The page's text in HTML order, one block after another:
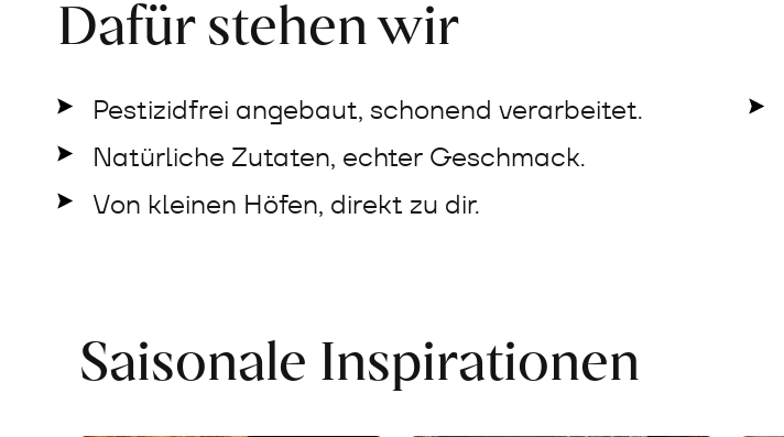
Dafür stehen wir
Pestizidfrei angebaut, schonend verarbeitet.
Natürliche Zutaten, echter Geschmack.
Von kleinen Höfen, direkt zu dir.
Saisonale Inspirationen